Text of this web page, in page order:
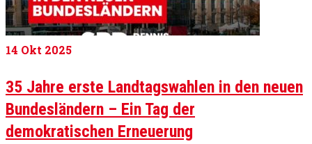
14 Okt 2025
35 Jahre erste Landtagswahlen in den neuen
Bundesländern – Ein Tag der
demokratischen Erneuerung